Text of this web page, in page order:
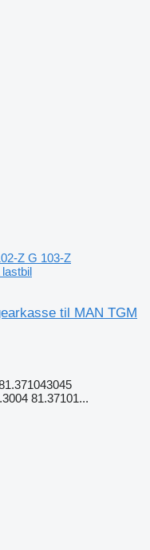
Z G 103-Z
til MAN TGM
81.37101...